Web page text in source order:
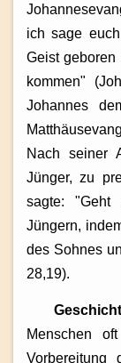
ich sage
Geist
kommen"
Johannes
Nach seiner
Jünger, zu
sagte:
Jüngern,
des Sohnes
28,19).
Menschen
Vorbereitung